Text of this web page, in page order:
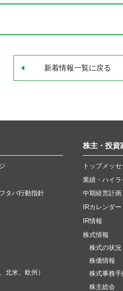
新着情報一覧に戻る
タバ行動指針
北米、欧州）
株主・投資
トップメッセ
業績・ハイラ
中期経営計画
IRカレンダー
IR情報
株式情報
株式の状況
株価情報
株式事務手
株主総会